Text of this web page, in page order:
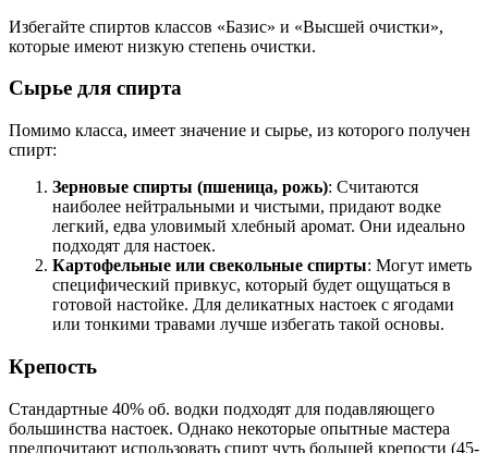
Избегайте спиртов классов «Базис» и «Высшей очистки»,
которые имеют низкую степень очистки.
Сырье для спирта
Помимо класса, имеет значение и сырье, из которого получен
спирт:
Зерновые спирты (пшеница, рожь): Считаются
наиболее нейтральными и чистыми, придают водке
легкий, едва уловимый хлебный аромат. Они идеально
подходят для настоек.
Картофельные или свекольные спирты: Могут иметь
специфический привкус, который будет ощущаться в
готовой настойке. Для деликатных настоек с ягодами
или тонкими травами лучше избегать такой основы.
Крепость
Стандартные 40% об. водки подходят для подавляющего
большинства настоек. Однако некоторые опытные мастера
предпочитают использовать спирт чуть большей крепости (45-